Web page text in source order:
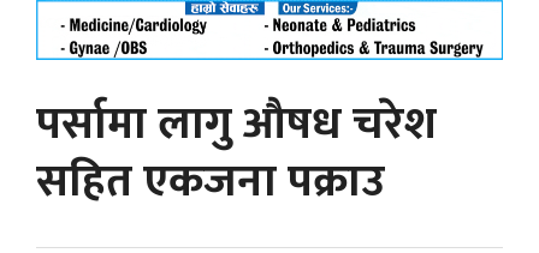
पर्सामा लागु औषध चरेश
सहित एकजना पक्राउ